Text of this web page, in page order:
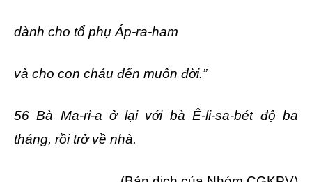
dành cho tổ phụ Áp-ra-ham
và cho con cháu đến muôn đời.”
56 Bà Ma-ri-a ở lại với bà Ê-li-sa-bét độ ba
tháng, rồi trở về nhà.